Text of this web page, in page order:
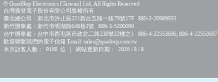
© QuadRep Electronics [Taiwan] Ltd, All Rights Reserved
台灣廣登電子股份有限公司版權所有
臺北總公司：新北市汐止區221新台五路一段79號17F 886-2-26989933
新竹辦事處：新竹市明湖路648巷2號 886-3-5290090
台中辦事處：台中市西屯區市政北二路238號22樓之1 886-4-22553696; 886-4-22553697
歡迎聯繫我們的電子信箱 Email: sales@quadrep.com.tw
本月訪客人數： 9168 位 | 網站更新日期： 2026 / 8 / 8